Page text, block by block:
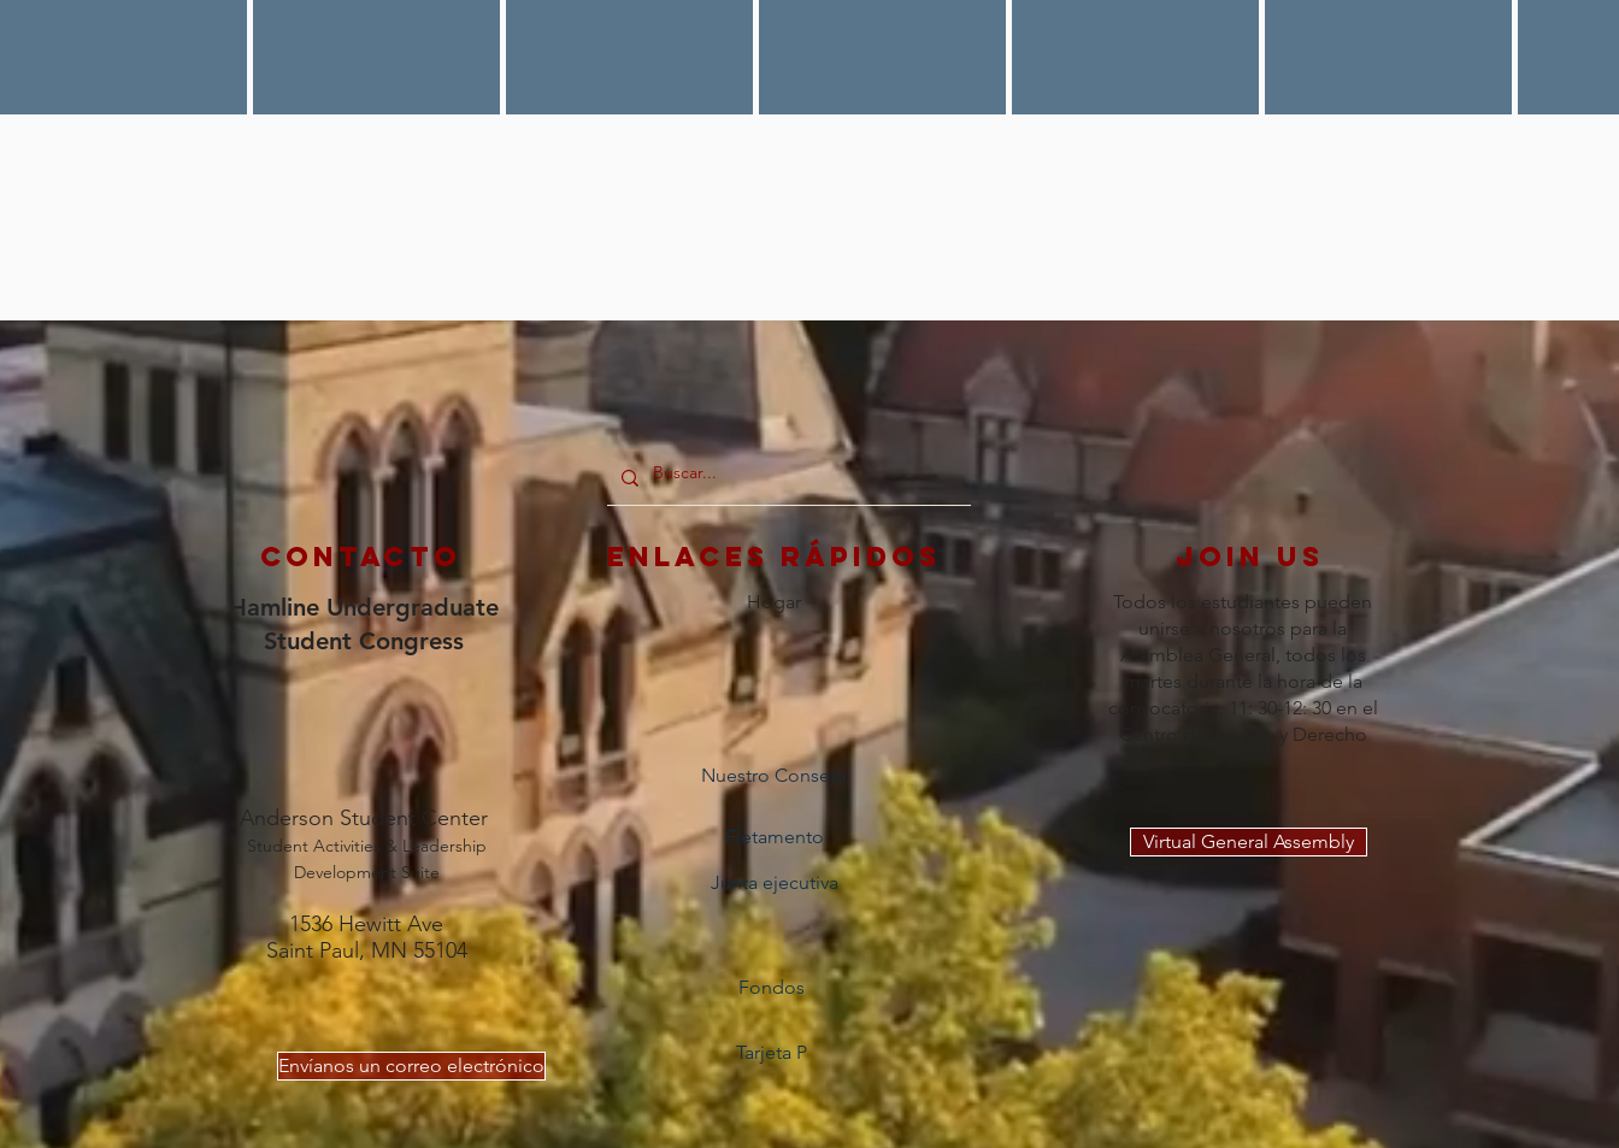
Contacto
Hamline Undergraduate
Student Congress
Enlaces rápidos
Hogar
join us
Todos los estudiantes pueden
unirse a nosotros para la
Asamblea General, todos los
martes durante la hora de la
convocatoria, 11: 30-12: 30 en el
Centro de Justicia y Derecho
Nuestro Consejo
Anderson Student Center
Student Activities & Leadership
Development Suite
1536 Hewitt Ave
Saint Paul, MN 55104
Fletamento
Junta ejecutiva
Virtual General Assembly
Fondos
Envíanos un correo electrónico
Tarjeta P